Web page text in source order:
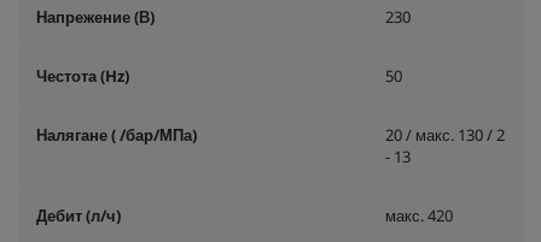
Напрежение (В) 230
Честота (Hz) 50
Налягане ( /бар/МПа)
20 / макс. 130 / 2
- 13
Дебит (л/ч) макс. 420